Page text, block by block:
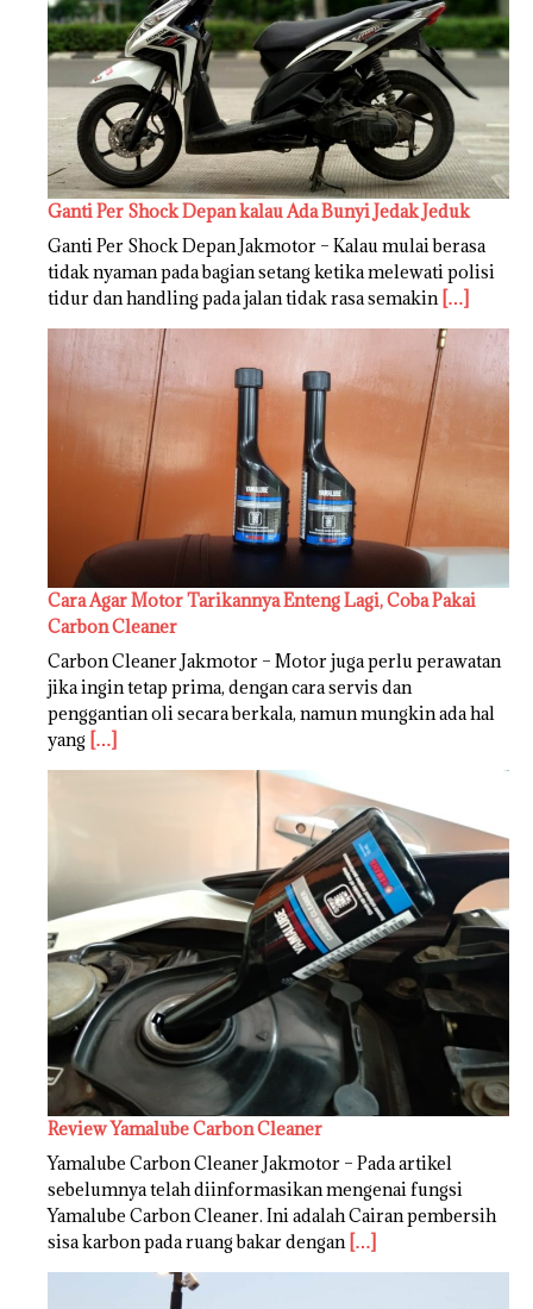
Ganti Per Shock Depan kalau Ada Bunyi Jedak Jeduk
Ganti Per Shock Depan Jakmotor – Kalau mulai berasa
tidak nyaman pada bagian setang ketika melewati polisi
tidur dan handling pada jalan tidak rasa semakin […]
Cara Agar Motor Tarikannya Enteng Lagi, Coba Pakai
Carbon Cleaner
Carbon Cleaner Jakmotor – Motor juga perlu perawatan
jika ingin tetap prima, dengan cara servis dan
penggantian oli secara berkala, namun mungkin ada hal
yang […]
Review Yamalube Carbon Cleaner
Yamalube Carbon Cleaner Jakmotor – Pada artikel
sebelumnya telah diinformasikan mengenai fungsi
Yamalube Carbon Cleaner. Ini adalah Cairan pembersih
sisa karbon pada ruang bakar dengan […]